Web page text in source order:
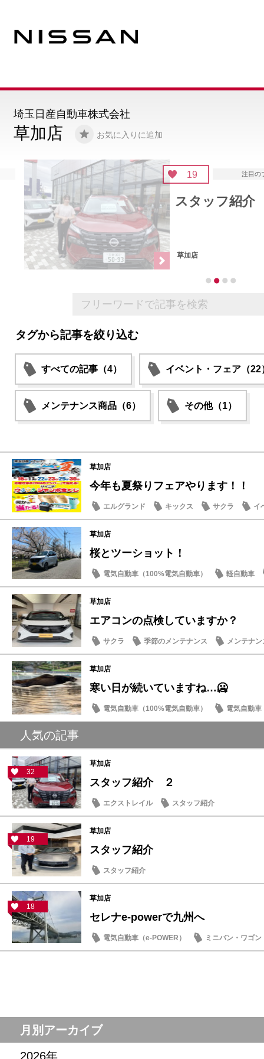
草加店 お気に入りに追加
埼玉日産自動車株式会社
19 注目のブログ
スタッフ紹介
草加店
タグから記事を絞り込む
すべての記事（4） イベント・フェア（22
メンテナンス商品（6） その他（1）
草加店
今年も夏祭りフェアやります！！
エルグランド キックス サクラ イ
草加店
桜とツーショット！
電気自動車（100%電気自動車）
軽自動車
営業日・店休日
草加店
エアコンの点検していますか？
サクラ 季節のメンテナンス メンテナ
草加店
寒い日が続いていますね…🥶
電気自動車（100%電気自動車）
電気自動車
サクラ
イベント・フェア
人気の記事
32
草加店
スタッフ紹介 ２
エクストレイル スタッフ紹介
19
草加店
スタッフ紹介
スタッフ紹介
18
草加店
セレナe‐powerで九州へ
電気自動車（e-POWER）
ミニバン・ワゴン
オーナーズボイス
月別アーカイブ
2026年